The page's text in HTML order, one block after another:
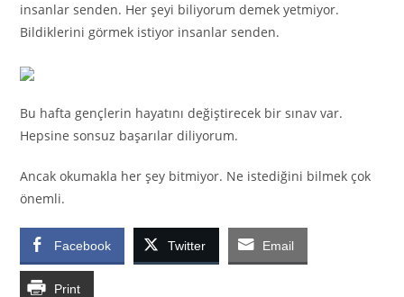
insanlar senden. Her şeyi biliyorum demek yetmiyor.
Bildiklerini görmek istiyor insanlar senden.
Bu hafta gençlerin hayatını değiştirecek bir sınav var.
Hepsine sonsuz başarılar diliyorum.
Ancak okumakla her şey bitmiyor. Ne istediğini bilmek çok
önemli.
Facebook Twitter Email
Print